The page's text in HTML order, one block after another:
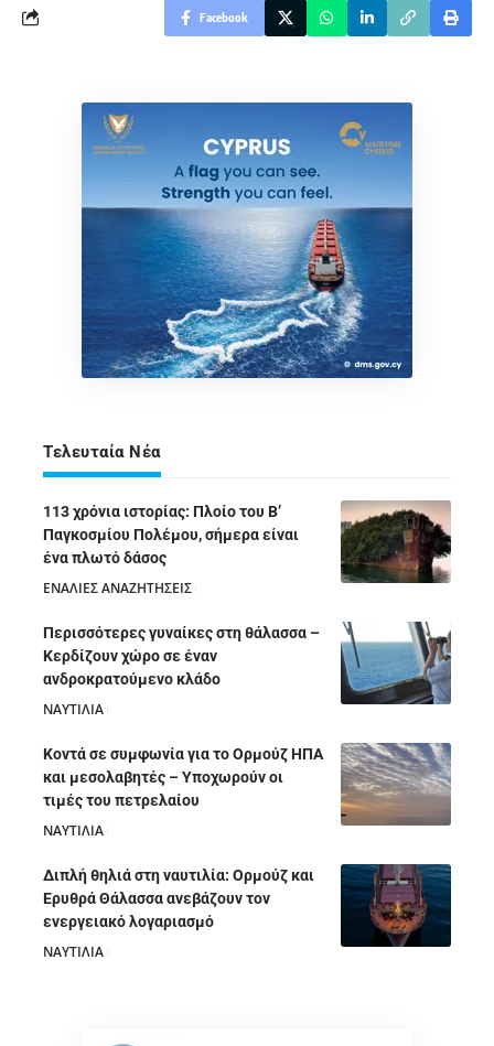
Facebook
Τελευταία Νέα
113 χρόνια ιστορίας: Πλοίο του Β’
Παγκοσμίου Πολέμου, σήμερα είναι
ένα πλωτό δάσος
ΕΝΑΛΙΕΣ ΑΝΑΖΗΤΗΣΕΙΣ
Περισσότερες γυναίκες στη θάλασσα –
Κερδίζουν χώρο σε έναν
ανδροκρατούμενο κλάδο
ΝΑΥΤΙΛΙΑ
Κοντά σε συμφωνία για το Ορμούζ ΗΠΑ
και μεσολαβητές – Υποχωρούν οι
τιμές του πετρελαίου
ΝΑΥΤΙΛΙΑ
Διπλή θηλιά στη ναυτιλία: Ορμούζ και
Ερυθρά Θάλασσα ανεβάζουν τον
ενεργειακό λογαριασμό
ΝΑΥΤΙΛΙΑ